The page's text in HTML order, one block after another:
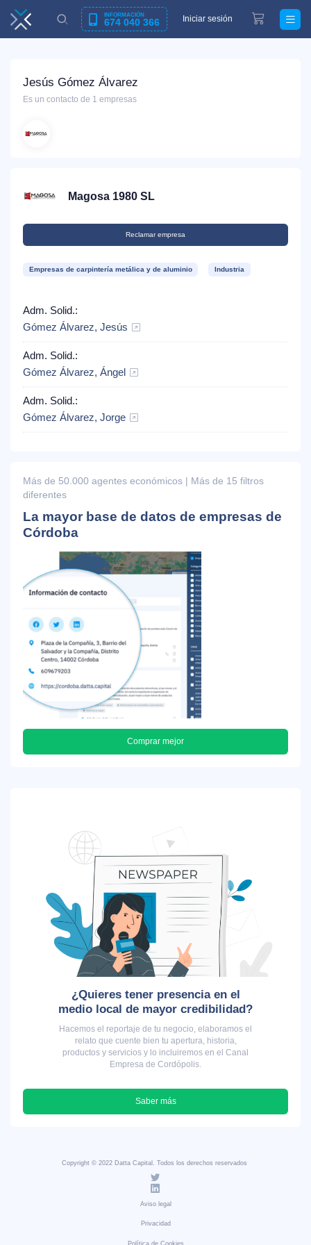
INFORMACIÓN
674 040 366 Iniciar sesión
Jesús Gómez Álvarez
Es un contacto de 1 empresas
Magosa 1980 SL
Reclamar empresa
Empresas de carpintería metálica y de aluminio Industria
Adm. Solid.:
Gómez Álvarez, Jesús
Adm. Solid.:
Gómez Álvarez, Ángel
Adm. Solid.:
Gómez Álvarez, Jorge
Más de 50.000 agentes económicos | Más de 15 filtros
diferentes
La mayor base de datos de empresas de
Córdoba
Comprar mejor
¿Quieres tener presencia en el
medio local de mayor credibilidad?
Hacemos el reportaje de tu negocio, elaboramos el
relato que cuente bien tu apertura, historia,
productos y servicios y lo incluiremos en el Canal
Empresa de Cordópolis.
Saber más
Copyright © 2022 Datta Capital. Todos los derechos reservados
Aviso legal
Privacidad